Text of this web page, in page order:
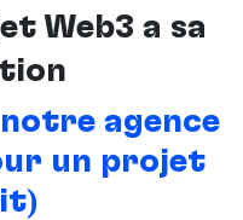
Web3 à sa
agence
un projet